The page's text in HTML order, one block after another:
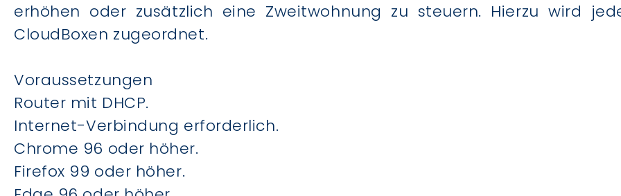
erhöhen oder zusätzlich eine Zweitwohnung zu steuern. Hierzu wird
CloudBoxen zugeordnet.
Voraussetzungen
Router mit DHCP.
Internet-Verbindung erforderlich.
Chrome 96 oder höher.
Firefox 99 oder höher.